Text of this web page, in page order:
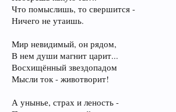
Что помыслишь, то свершится -
Ничего не утаишь.
Мир невидимый, он рядом,
В нем души магнит царит...
Восхищённый звездопадом
Мысли ток - животворит!
А унынье, страх и леность -